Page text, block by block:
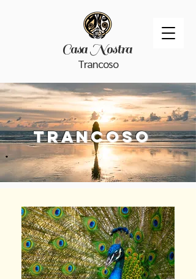
Casa Nostra
Trancoso
Trancoso